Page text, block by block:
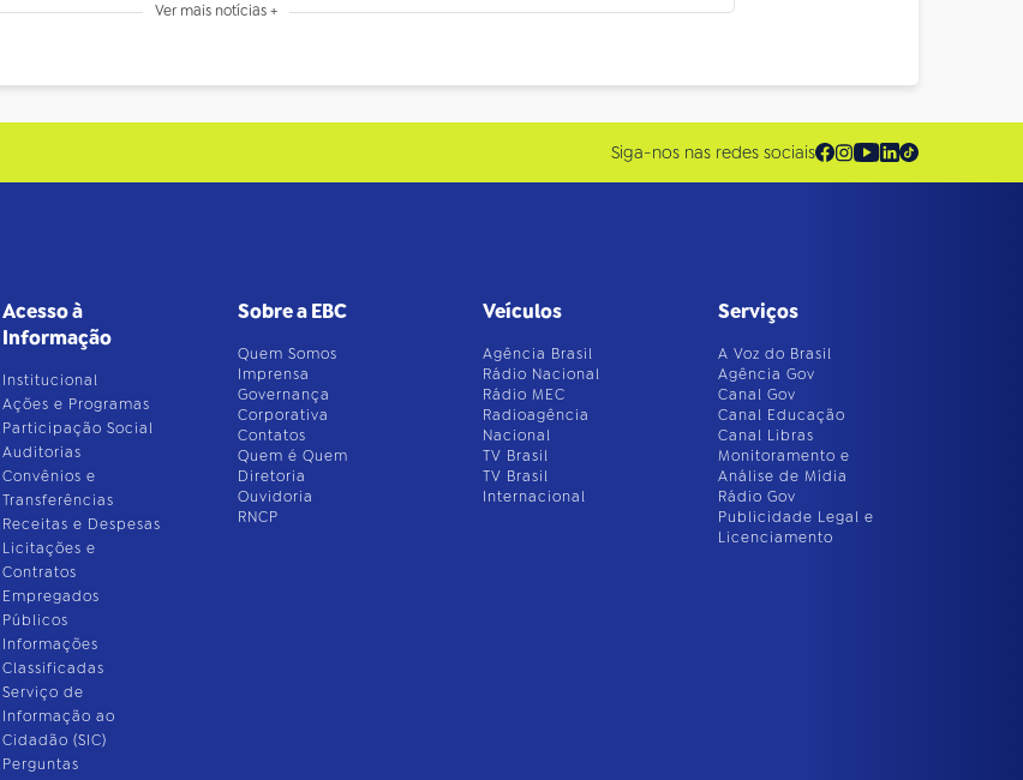
Ver mais notícias +
Siga-nos nas redes sociais
Acesso à
Informação
Institucional
Ações e Programas
Participação Social
Auditorias
Convênios e
Transferências
Receitas e Despesas
Licitações e
Contratos
Empregados
Públicos
Informações
Classificadas
Serviço de
Informação ao
Cidadão (SIC)
Perguntas
Sobre a EBC
Quem Somos
Imprensa
Governança
Corporativa
Contatos
Quem é Quem
Diretoria
Ouvidoria
RNCP
Veículos
Agência Brasil
Rádio Nacional
Rádio MEC
Radioagência
Nacional
TV Brasil
TV Brasil
Internacional
Serviços
A Voz do Brasil
Agência Gov
Canal Gov
Canal Educação
Canal Libras
Monitoramento e
Análise de Mídia
Rádio Gov
Publicidade Legal e
Licenciamento